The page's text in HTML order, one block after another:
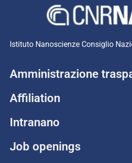
Istituto Nanoscienze Consiglio
Amministrazione
Affiliation
Intranano
Job openings